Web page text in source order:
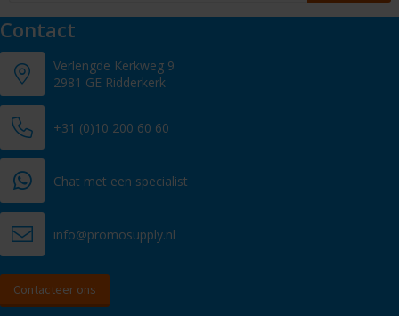
Contact
Verlengde Kerkweg 9
2981 GE Ridderkerk
+31 (0)10 200 60 60
Chat met een specialist
info@promosupply.nl
Contacteer ons